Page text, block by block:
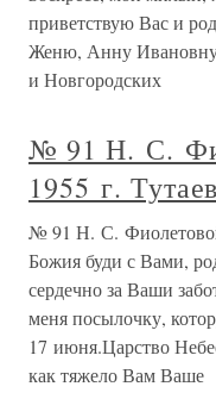
приветствую Вас и
Женю, Анну
и Новгородских
№ 91 Н. С.
1955 г. Тутаев
№ 91 Н. С.
Божия буди с Вами,
сердечно за Ваши
меня посылочку,
17 июня.Царство
как тяжело Вам Ваше